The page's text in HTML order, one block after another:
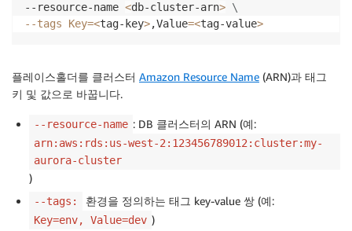
--resource-name <db-cluster-arn> \
--tags
Key=<tag-key>,Value=<tag-value>
플레이스홀더를 클러스터 Amazon Resource Name (ARN)과 태그
키 및 값으로 바꿉니다.
--resource-name : DB 클러스터의 ARN (예:
arn:aws:rds:us-west-2:123456789012:cluster:my-
aurora-cluster
)
--tags: 환경을 정의하는 태그 key-value 쌍 (예:
Key=env, Value=dev )